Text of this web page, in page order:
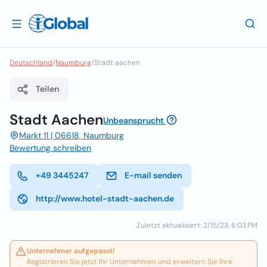
Deutschland/Naumburg/Stadt aachen
Teilen
Stadt AachenUnbeansprucht
Markt 11 | 06618, Naumburg
Bewertung schreiben
+49 3445247 E-mail senden
http://www.hotel-stadt-aachen.de
Zuletzt aktualisiert: 2/15/23, 6:03 PM
Unternehmer aufgepasst!
Registrieren Sie jetzt Ihr Unternehmen und erweitern Sie Ihre